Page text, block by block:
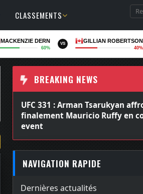
CLASSEMENTS
MACKENZIE DERN
60%
VS GILLIAN ROBERTSON
40%
BREAKING NEWS
UFC 331 : La revanche entre
Alexandre Pantoja officialisée
poids mouches
NAVIGATION RAPIDE
Dernières actualités